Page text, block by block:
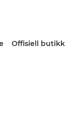
Offisiell butikk